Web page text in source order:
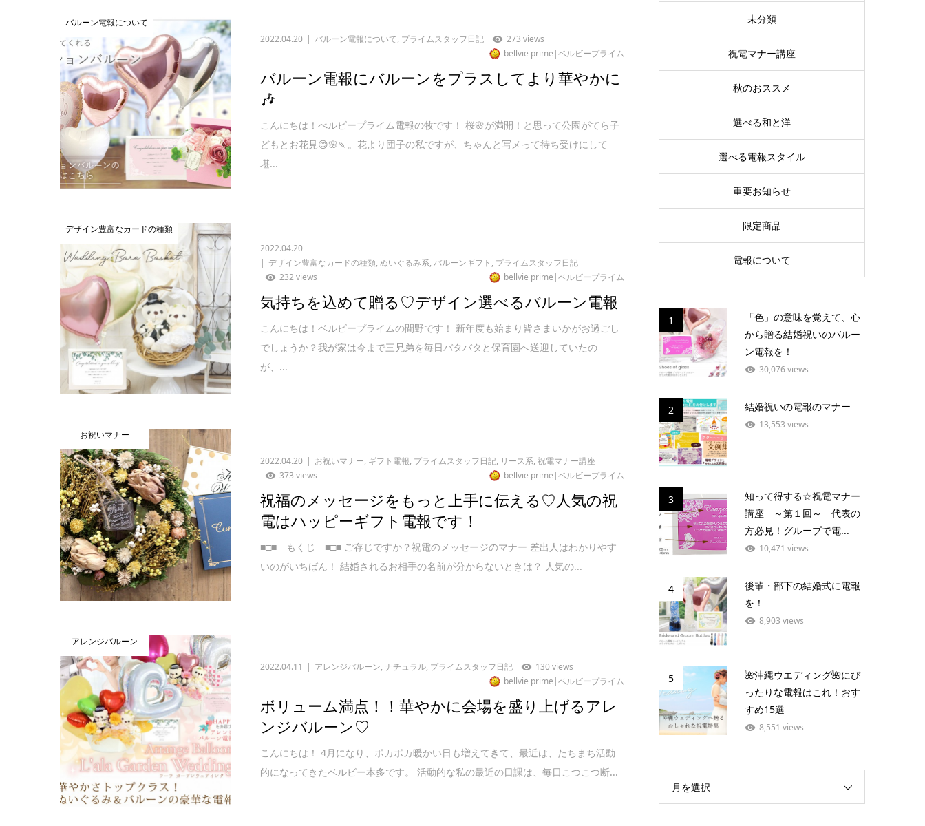
バルーン電報について
2022.04.20
バルーン電報について, プライムスタッフ日記
273 views
bellvie prime|ベルビープライム
バルーン電報にバルーンをプラスしてより華やかに
🎶
こんにちは！べルビープライム電報の牧です！ 桜🌸が満開！と思って公園がてら子
どもとお花見😊🌸🍡。花より団子の私ですが、ちゃんと写メって待ち受けにして
堪...
デザイン豊富なカードの種類
2022.04.20
デザイン豊富なカードの種類,ぬいぐるみ系,バルーンギフト , プライムスタッフ日記
232 views
bellvie prime|ベルビープライム
気持ちを込めて贈る♡デザイン選べるバルーン電報
こんにちは！ベルビープライムの間野です！ 新年度も始まり皆さまいかがお過ごし
でしょうか？我が家は今まで三兄弟を毎日バタバタと保育園へ送迎していたの
が、...
お祝いマナー
2022.04.20 お祝いマナー, ギフト電報, プライムスタッフ日記, リース系,祝電マナー講座
373 views
bellvie prime|ベルビープライム
祝福のメッセージをもっと上手に伝える♡人気の祝
電はハッピーギフト電報です！
■□■ もくじ ■□■ ご存じですか？祝電のメッセージのマナー 差出人はわかりやす
いのがいちばん！ 結婚されるお相手の名前が分からないときは？ 人気の...
アレンジバルーン
2022.04.11 アレンジバルーン,ナチュラル, プライムスタッフ日記
130 views
bellvie prime|ベルビープライム
ボリューム満点！！華やかに会場を盛り上げるアレ
ンジバルーン♡
こんにちは！ 4月になり、ポカポカ暖かい日も増えてきて、最近は、たちまち活動
的になってきたベルビー本多です。 活動的な私の最近の日課は、毎日こつこつ断...
未分類
祝電マナー講座
秋のおススメ
選べる和と洋
選べる電報スタイル
重要お知らせ
限定商品
電報について
1
「色」の意味を覚えて、心
から贈る結婚祝いのバルー
ン電報を！
30,076 views
2 結婚祝いの電報のマナー
13,553 views
3
知って得する☆祝電マナー
講座 ～第１回～ 代表の
方必見！グループで電...
10,471 views
4
後輩・部下の結婚式に電報
を！
8,903 views
5
🌺沖縄ウエディング🌺にぴ
ったりな電報はこれ！おす
すめ15選
8,551 views
月を選択